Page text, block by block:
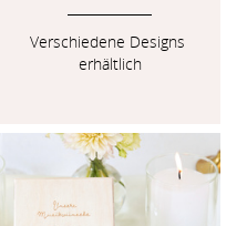
Verschiedene Designs
erhältlich